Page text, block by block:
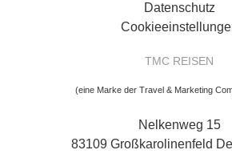
Datenschutz
TMC REISEN
(eine Marke der Travel & Marketing
Nelkenweg 15
83109 Großkarolinenfeld